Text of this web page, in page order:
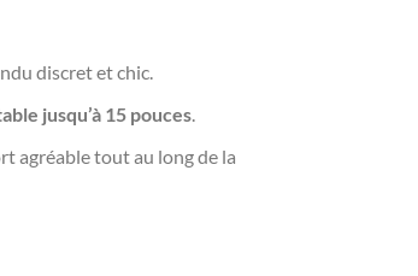
discret et chic.
jusqu’à 15 pouces.
agréable tout au long de la